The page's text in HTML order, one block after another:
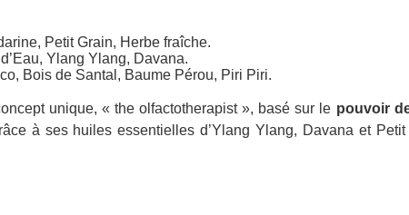
Petit Grain, Herbe fraîche.
Ylang Ylang, Davana.
Bois de Santal, Baume Pérou, Piri Piri.
unique, « the olfactotherapist », basé sur le pouvoir
à ses huiles essentielles d’Ylang Ylang, Davana et